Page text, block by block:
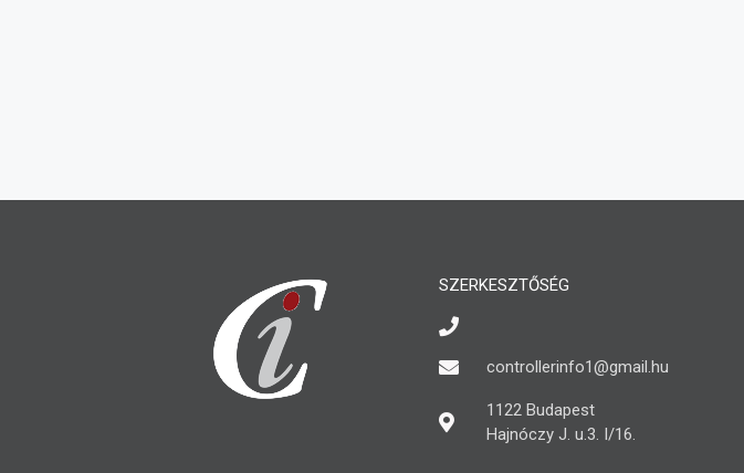
SZERKESZTŐSÉG
controllerinfo1@gmail.hu
1122 Budapest
Hajnóczy J. u.3. I/16.